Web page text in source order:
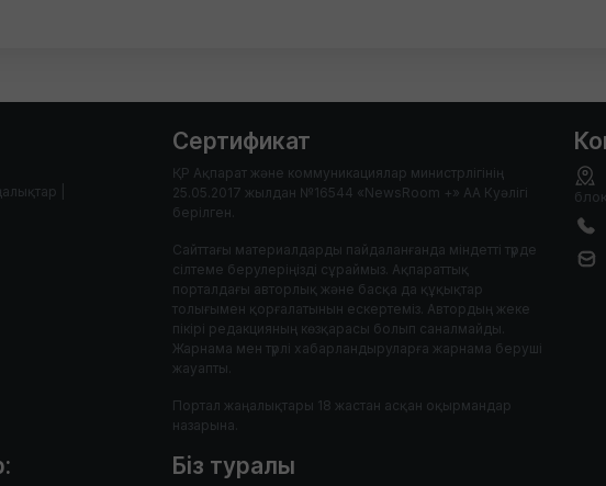
|
Сертификат
ҚР Ақпарат және коммуникациялар министрлігінің
25.05.2017 жылдан №16544 «NewsRoom +» АА Куәлігі
берілген.
Сайттағы материалдарды пайдаланғанда міндетті түрде
сілтеме берулеріңізді сұраймыз. Ақпараттық
порталдағы авторлық және басқа да құқықтар
толығымен қорғалатынын ескертеміз. Автордың жеке
пікірі редакцияның көзқарасы болып саналмайды.
Жарнама мен түрлі хабарландыруларға жарнама беруші
жауапты.
Портал жаңалықтары 18 жастан асқан оқырмандар
назарына.
Біз туралы